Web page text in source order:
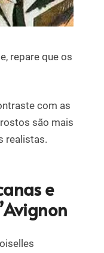
repare que os
com as
são mais
realistas.
e